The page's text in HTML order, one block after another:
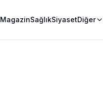
MagazinSağlıkSiyasetDiğer